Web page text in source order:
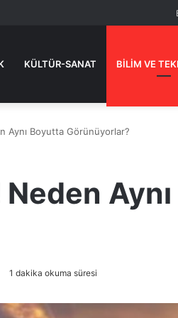
KÜLTÜR-SANAT BİLİM VE
Aynı Boyutta Görünüyorlar?
1 dakika okuma süresi